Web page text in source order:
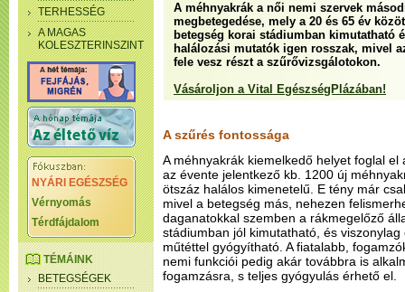
TERHESSÉG
A MAGAS
KOLESZTERINSZINT
NYÁRI EGÉSZSÉG
Vérnyomás
Térdfájdalom
TÉMÁINK
BETEGSÉGEK
A méhnyakrák a női nemi szervek
megbetegedése, mely a 20 és 65 év
betegség korai stádiumban kimutatható
halálozási mutatók igen rosszak, mivel
fele vesz részt a szűrővizsgálotokon.
Vásároljon a Vital EgészségPlázában!
A szűrés fontossága
A méhnyakrák kiemelkedő helyet foglal el
az évente jelentkező kb. 1200 új
ötszáz halálos kimenetelű. E tény már
mivel a betegség más, nehezen
daganatokkal szemben a rákmegelőző
stádiumban jól kimutatható, és
műtéttel gyógyítható. A fiatalabb,
nemi funkciói pedig akár továbbra is
fogamzásra, s teljes gyógyulás érhető el.